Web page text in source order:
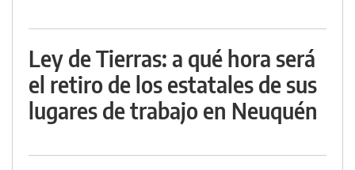
Ley de Tierras: a qué hora será
el retiro de los estatales de sus
lugares de trabajo en Neuquén